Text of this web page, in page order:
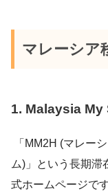
マレーシア
1. Malaysia
「MM2H (マレー
ム)」という長期滞
式ホームページで